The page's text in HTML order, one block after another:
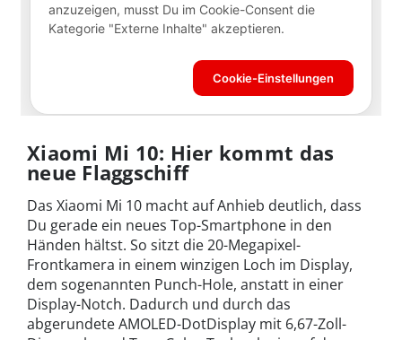
Xiaomi Mi 10: Hier kommt das
neue Flaggschiff
Das Xiaomi Mi 10 macht auf Anhieb deutlich, dass
Du gerade ein neues Top-Smartphone in den
Händen hältst. So sitzt die 20-Megapixel-
Frontkamera in einem winzigen Loch im Display,
dem sogenannten Punch-Hole, anstatt in einer
Display-Notch. Dadurch und durch das
abgerundete AMOLED-DotDisplay mit 6,67-Zoll-